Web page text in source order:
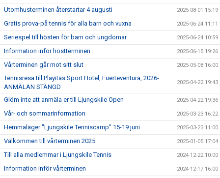
Utomhusterminen återstartar 4 augusti 2025-08-01 15:19
Gratis prova-på tennis för alla barn och vuxna 2025-06-24 11:11
Seriespel till hösten för barn och ungdomar 2025-06-24 10:59
Information inför höstterminen 2025-06-15 19:26
Vårterminen går mot sitt slut 2025-05-08 16:00
Tennisresa till Playitas Sport Hotel, Fuerteventura, 2026-
ANMÄLAN STÄNGD
2025-04-22 19:43
Glöm inte att anmäla er till Ljungskile Open 2025-04-22 19:36
Vår- och sommarinformation 2025-03-23 16:22
Hemmaläger "Ljungskile Tenniscamp" 15-19 juni 2025-03-23 11:00
Välkommen till vårterminen 2025 2025-01-05 17:04
Till alla medlemmar i Ljungskile Tennis 2024-12-22 10:00
Information inför vårterminen 2024-12-17 16:00